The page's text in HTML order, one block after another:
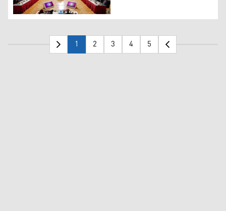
Komîsyona Aştiyê dicive û deng li ser raporta dawî dide
1 2 3 4 5